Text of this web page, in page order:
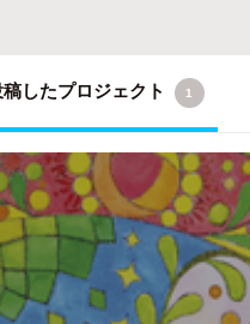
したプロジェクト 1